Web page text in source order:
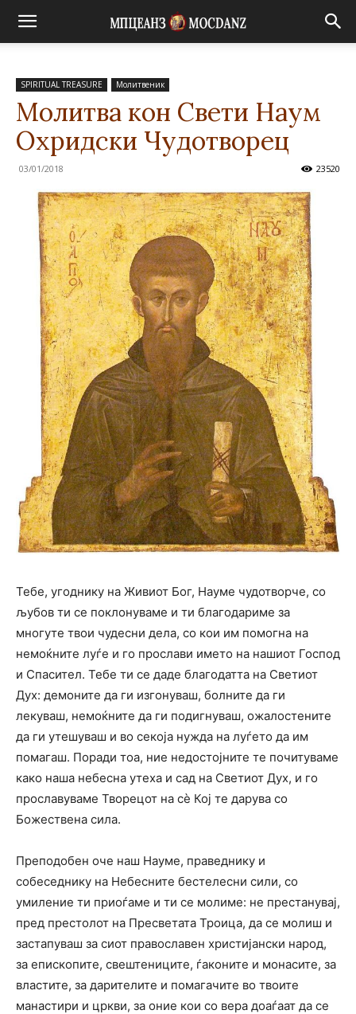
SPIRITUAL TREASURE Молитвеник
Молитва кон Свети Наум
Охридски Чудотворец
03/01/2018 23520
Тебе, угоднику на Живиот Бог, Науме чудотворче, со
љубов ти се поклонуваме и ти благодариме за
многуте твои чудесни дела, со кои им помогна на
немоќните луѓе и го прослави името на нашиот Господ
и Спасител. Тебе ти се даде благодатта на Светиот
Дух: демоните да ги изгонуваш, болните да ги
лекуваш, немоќните да ги подигнуваш, ожалостените
да ги утешуваш и во секоја нужда на луѓето да им
помагаш. Поради тоа, ние недостојните те почитуваме
како наша небесна утеха и сад на Светиот Дух, и го
прославуваме Творецот на сè Кој те дарува со
Божествена сила.
Преподобен оче наш Науме, праведнику и
собеседнику на Небесните бестелесни сили, со
умиление ти приоѓаме и ти се молиме: не престанувај,
пред престолот на Пресветата Троица, да се молиш и
застапуваш за сиот православен христијански народ,
за епископите, свештениците, ѓаконите и монасите, за
властите, за дарителите и помагачите во твоите
манастири и цркви, за оние кои со вера доаѓаат да се